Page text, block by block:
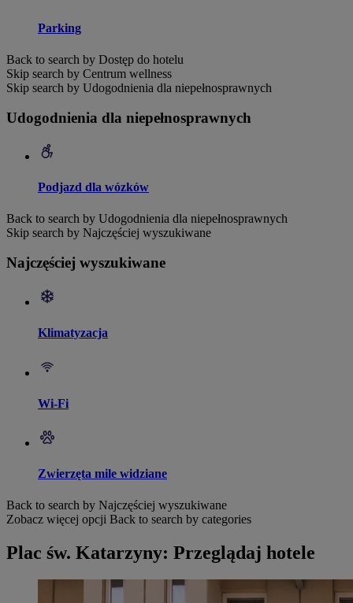
Parking
Back to search by Dostęp do hotelu
Skip search by Centrum wellness
Skip search by Udogodnienia dla niepełnosprawnych
Udogodnienia dla niepełnosprawnych
Podjazd dla wózków
Back to search by Udogodnienia dla niepełnosprawnych
Skip search by Najczęściej wyszukiwane
Najczęściej wyszukiwane
Klimatyzacja
Wi-Fi
Zwierzęta mile widziane
Back to search by Najczęściej wyszukiwane
Zobacz więcej opcji Back to search by categories
Plac św. Katarzyny: Przeglądaj hotele